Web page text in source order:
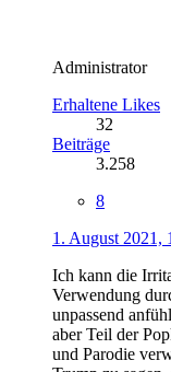
Administrator
Erhaltene Likes
32
Beiträge
3.258
8
1. August 2021,
Ich kann die
Verwendung
unpassend
aber Teil der
und Parodie